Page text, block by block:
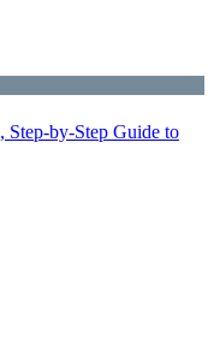
Guide to